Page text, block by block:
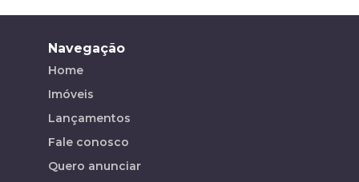
Navegação
Home
Imóveis
Lançamentos
Fale conosco
Quero anunciar